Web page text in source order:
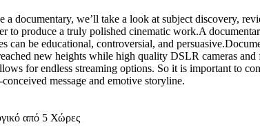
documentary, we’ll take a look at subject discovery,
to produce a truly polished cinematic work.A
be educational, controversial, and
new heights while high quality DSLR cameras and
for endless streaming options. So it is important to
message and emotive storyline.
από 5 Χώρες